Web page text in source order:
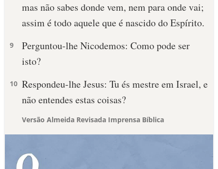
mas não sabes donde vem, nem para onde vai;
assim é todo aquele que é nascido do Espírito.
9
Perguntou-lhe Nicodemos: Como pode ser
isto?
10 Respondeu-lhe Jesus: Tu és mestre em Israel, e
não entendes estas coisas?
Versão Almeida Revisada Imprensa Bíblica